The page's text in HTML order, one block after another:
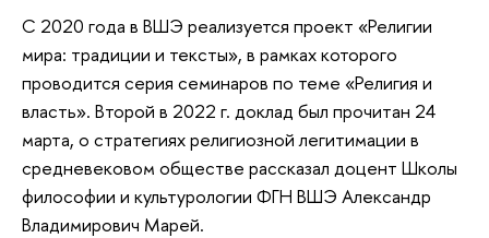
С 2020 года в ВШЭ реализуется проект «Религии
мира: традиции и тексты», в рамках которого
проводится серия семинаров по теме «Религия и
власть». Второй в 2022 г. доклад был прочитан 24
марта, о стратегиях религиозной легитимации в
средневековом обществе рассказал доцент Школы
философии и культурологии ФГН ВШЭ Александр
Владимирович Марей.